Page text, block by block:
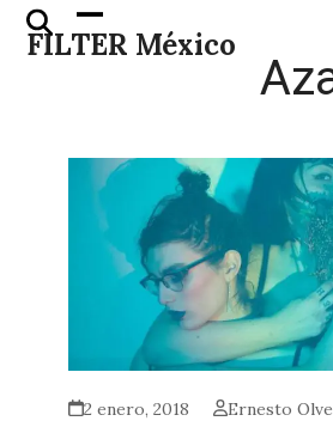
Skip
FILTER México
Open
mobile
Close
mobile
2 enero, 2018
Ernesto